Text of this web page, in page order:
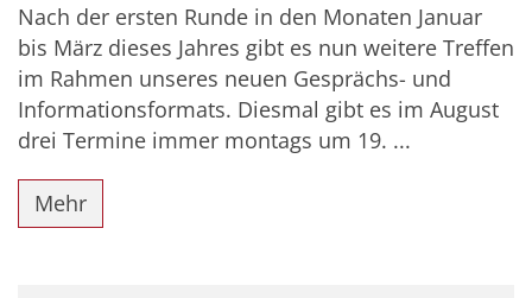
Nach der ersten Runde in den Monaten Januar
bis März dieses Jahres gibt es nun weitere Treffen
im Rahmen unseres neuen Gesprächs- und
Informationsformats. Diesmal gibt es im August
drei Termine immer montags um 19. ...
Mehr